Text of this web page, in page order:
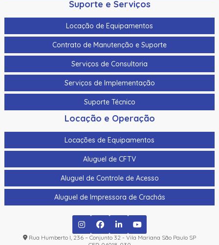
Suporte e Serviços
Locação de Equipamentos
Contrato de Manutenção e Suporte
Serviços de Consultoria
Serviços de Implementação
Suporte Técnico
Locação e Operação
Locações de Equipamentos
Aluguel de CFTV
Aluguel de Controle de Acesso
Aluguel de Impressora de Crachás
Rua Humberto I, 236 – Conjunto 32 - Vila Mariana São Paulo SP